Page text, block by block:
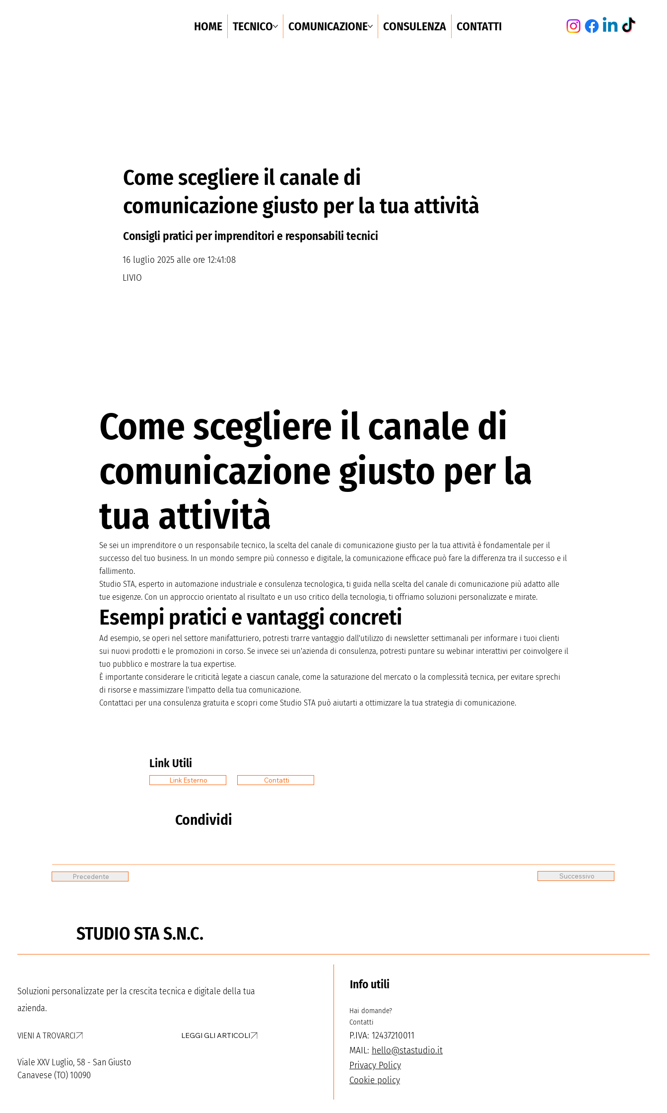
HOME TECNICO COMUNICAZIONE CONSULENZA CONTATTI
Precedente Successivo
Link Utili
Link Esterno Contatti
Condividi
Come scegliere il canale di
comunicazione giusto per la
tua attività
Se sei un imprenditore o un responsabile tecnico, la scelta del canale di comunicazione giusto per la tua attività è fondamentale per il
successo del tuo business. In un mondo sempre più connesso e digitale, la comunicazione efficace può fare la differenza tra il successo e il
fallimento.
Studio STA, esperto in automazione industriale e consulenza tecnologica, ti guida nella scelta del canale di comunicazione più adatto alle
tue esigenze. Con un approccio orientato al risultato e un uso critico della tecnologia, ti offriamo soluzioni personalizzate e mirate.
Esempi pratici e vantaggi concreti
Ad esempio, se operi nel settore manifatturiero, potresti trarre vantaggio dall'utilizzo di newsletter settimanali per informare i tuoi clienti
sui nuovi prodotti e le promozioni in corso. Se invece sei un'azienda di consulenza, potresti puntare su webinar interattivi per coinvolgere il
tuo pubblico e mostrare la tua expertise.
È importante considerare le criticità legate a ciascun canale, come la saturazione del mercato o la complessità tecnica, per evitare sprechi
di risorse e massimizzare l'impatto della tua comunicazione.
Contattaci per una consulenza gratuita e scopri come Studio STA può aiutarti a ottimizzare la tua strategia di comunicazione.
Come scegliere il canale di
comunicazione giusto per la tua attività
Consigli pratici per imprenditori e responsabili tecnici
16 luglio 2025 alle ore 12:41:08
LIVIO
STUDIO STA S.N.C.
Soluzioni personalizzate per la crescita tecnica e digitale della tua
azienda.
Hai domande?
Contatti
P.IVA: 12437210011
MAIL: hello@stastudio.it
Privacy Policy
Cookie policy
Info utili
VIENI A TROVARCI
Viale XXV Luglio, 58 - San Giusto
Canavese (TO) 10090
LEGGI GLI ARTICOLI